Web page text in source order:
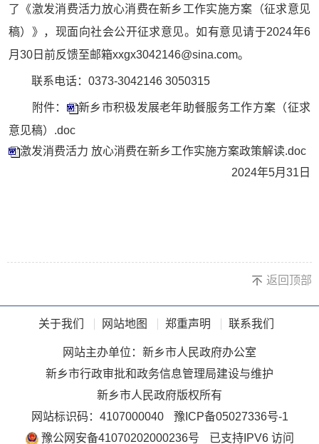
了《激发消费活力放心消费在新乡工作实施方案（征求意见
稿）》，现面向社会公开征求意见。如有意见请于2024年6
月30日前反馈至邮箱xxgx3042146@sina.com。
联系电话：0373-3042146 3050315
附件：
新乡市积极发展老年助餐服务工作方案（征求
意见稿）.doc
激发消费活力 放心消费在新乡工作实施方案政策解读.doc
2024年5月31日
返回顶部
关于我们 网站地图 郑重声明 联系我们
网站主办单位：新乡市人民政府办公室
新乡市行政审批和政务信息管理局建设与维护
新乡市人民政府版权所有
网站标识码：4107000040
豫ICP备05027336号-1
豫公网安备41070202000236号
已支持IPV6 访问